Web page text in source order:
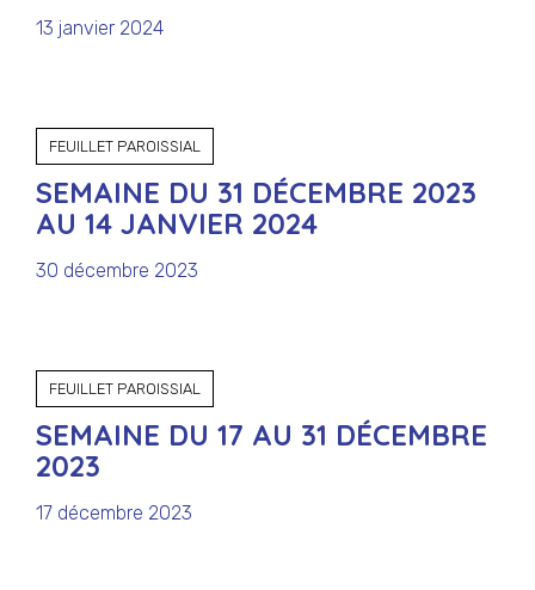
13 janvier 2024
FEUILLET PAROISSIAL
SEMAINE DU 31 DÉCEMBRE 2023
AU 14 JANVIER 2024
30 décembre 2023
FEUILLET PAROISSIAL
SEMAINE DU 17 AU 31 DÉCEMBRE
2023
17 décembre 2023